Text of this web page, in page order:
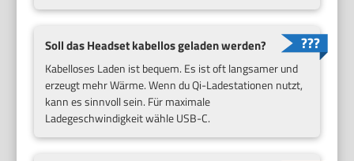
Soll das Headset kabellos geladen werden?
Kabelloses Laden ist bequem. Es ist oft langsamer und
erzeugt mehr Wärme. Wenn du Qi-Ladestationen nutzt,
kann es sinnvoll sein. Für maximale
Ladegeschwindigkeit wähle USB-C.